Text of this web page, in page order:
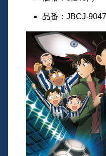
品番：JBCJ-9047